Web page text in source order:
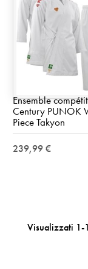
Ensemble
Century PUNOK
Piece Takyon
239,99 €
Visualizzati 1-